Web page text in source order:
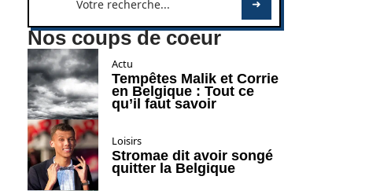
Nos coups de coeur
Actu
Tempêtes Malik et Corrie
en Belgique : Tout ce
qu’il faut savoir
Loisirs
Stromae dit avoir songé
quitter la Belgique